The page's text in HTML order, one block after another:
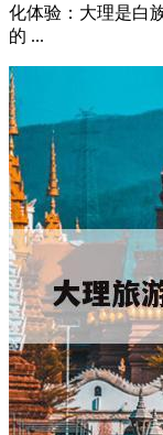
化体验：大理是白
的 ...